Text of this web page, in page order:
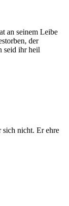
an seinem Leibe
der
seid ihr heil
sich nicht. Er ehre